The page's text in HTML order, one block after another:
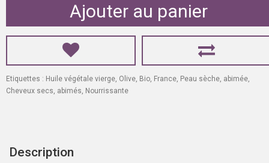
Ajouter au panier
Etiquettes : Huile végétale vierge, Olive, Bio, France, Peau sèche, abimée,
Cheveux secs, abimés, Nourrissante
Description